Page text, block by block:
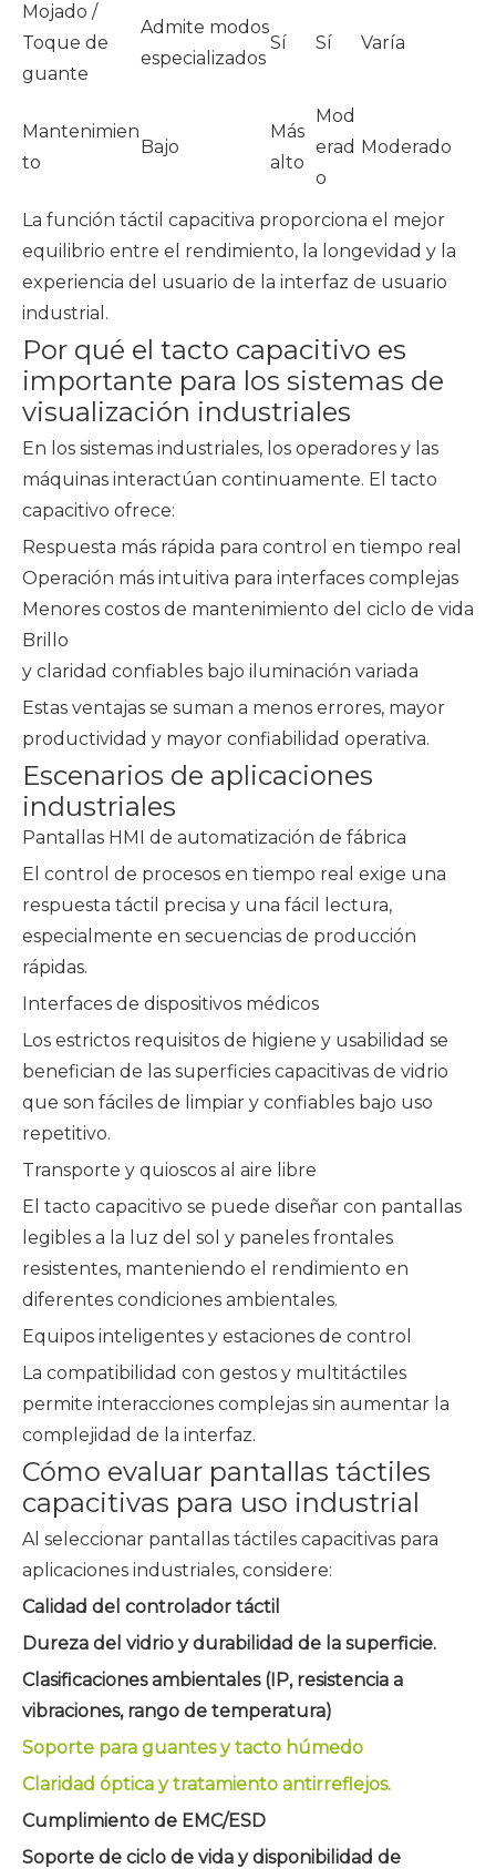
Mojado /
Toque de
guante
Admite modos
especializados
Sí Sí Varía
Mantenimien
to
Bajo
Más
alto
Mod
erad
o
Moderado
La función táctil capacitiva proporciona el mejor
equilibrio entre el rendimiento, la longevidad y la
experiencia del usuario de la interfaz de usuario
industrial.
Por qué el tacto capacitivo es
importante para los sistemas de
visualización industriales
En los sistemas industriales, los operadores y las
máquinas interactúan continuamente. El tacto
capacitivo ofrece:
Respuesta más rápida para control en tiempo real
Operación más intuitiva para interfaces complejas
Menores costos de mantenimiento del ciclo de vida
Brillo
y claridad confiables bajo iluminación variada
Estas ventajas se suman a menos errores, mayor
productividad y mayor confiabilidad operativa.
Escenarios de aplicaciones
industriales
Pantallas HMI de automatización de fábrica
El control de procesos en tiempo real exige una
respuesta táctil precisa y una fácil lectura,
especialmente en secuencias de producción
rápidas.
Interfaces de dispositivos médicos
Los estrictos requisitos de higiene y usabilidad se
benefician de las superficies capacitivas de vidrio
que son fáciles de limpiar y confiables bajo uso
repetitivo.
Transporte y quioscos al aire libre
El tacto capacitivo se puede diseñar con pantallas
legibles a la luz del sol y paneles frontales
resistentes, manteniendo el rendimiento en
diferentes condiciones ambientales.
Equipos inteligentes y estaciones de control
La compatibilidad con gestos y multitáctiles
permite interacciones complejas sin aumentar la
complejidad de la interfaz.
Cómo evaluar pantallas táctiles
capacitivas para uso industrial
Al seleccionar pantallas táctiles capacitivas para
aplicaciones industriales, considere:
Calidad del controlador táctil
Dureza del vidrio y durabilidad de la superficie.
Clasificaciones ambientales (IP, resistencia a
vibraciones, rango de temperatura)
Soporte para guantes y tacto húmedo
Claridad óptica y tratamiento antirreflejos.
Cumplimiento de EMC/ESD
Soporte de ciclo de vida y disponibilidad de